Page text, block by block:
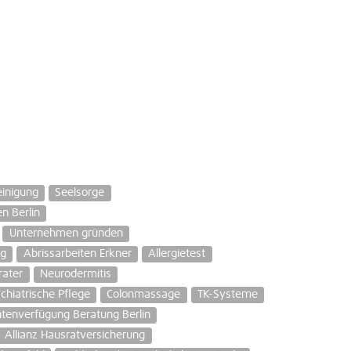
Seelsorge
Berlin
Unternehmen gründen
Abrissarbeiten Erkner
Allergietest
Neurodermitis
Pflege Colonmassage
TK-Systeme
Beratung Berlin
Allianz Hausratversicherung